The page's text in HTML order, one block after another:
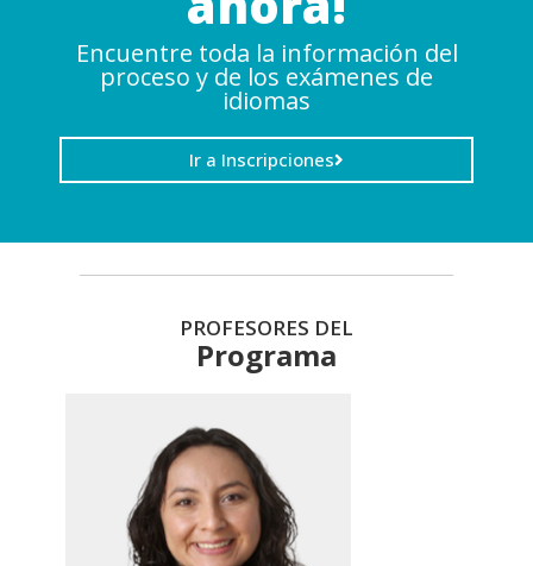
Encuentre toda la información del
proceso y de los exámenes de
idiomas
Ir a Inscripciones
PROFESORES DEL
Programa